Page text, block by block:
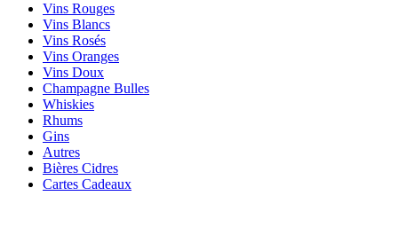
Vins Rouges
Vins Blancs
Vins Rosés
Vins Oranges
Vins Doux
Champagne Bulles
Whiskies
Rhums
Gins
Autres
Bières Cidres
Cartes Cadeaux